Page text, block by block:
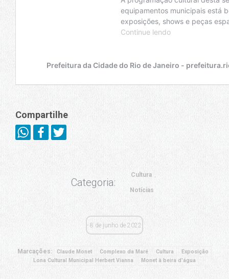
Compartilhe
Categoria:
Cultura
Notícias
8 de junho de 2022
Marcações: Claude Monet Complexo da Maré Cultura
Exposição
Lona Cultural Municipal Herbert Vianna
Monet à beira d'água